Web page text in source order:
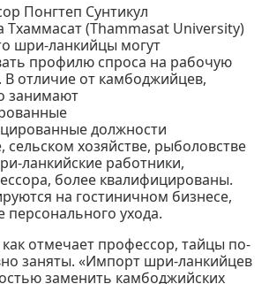
Понгтеп Сунтикул
Тхаммасат (Thammasat University)
шри-ланкийцы могут
профилю спроса на рабочую
В отличие от камбоджийцев,
занимают
должности
сельском хозяйстве, рыболовстве
ланкийские работники,
более квалифицированы.
на гостиничном бизнесе,
персонального ухода.
как отмечает профессор, тайцы по-
заняты. «Импорт шри-ланкийцев
заменить камбоджийских